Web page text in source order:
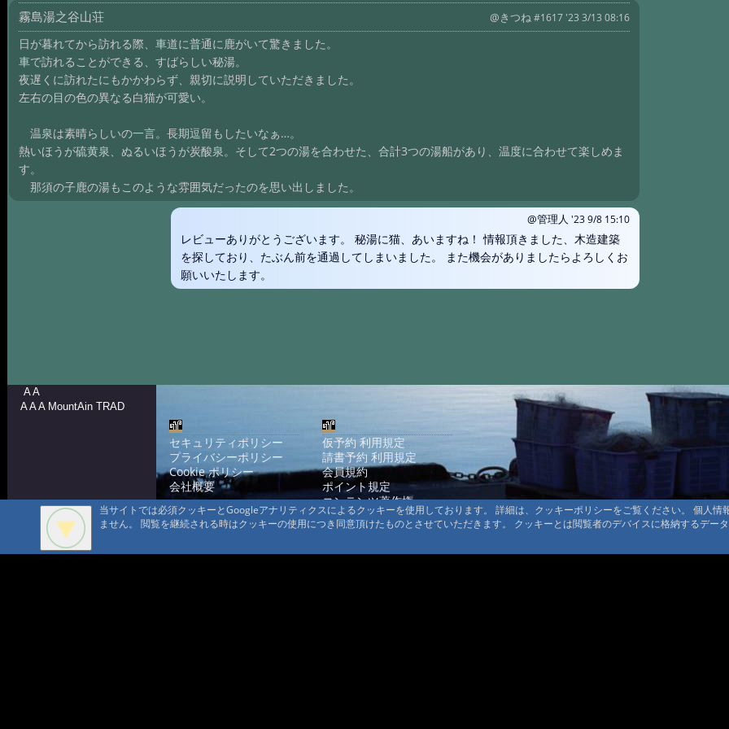
霧島湯之谷山荘 @きつね #1617 '23 3/13 08:16
日が暮れてから訪れる際、車道に普通に鹿がいて驚きました。
車で訪れることができる、すばらしい秘湯。
夜遅くに訪れたにもかかわらず、親切に説明していただきました。
左右の目の色の異なる白猫が可愛い。
温泉は素晴らしいの一言。長期逗留もしたいなぁ…。
熱いほうが硫黄泉、ぬるいほうが炭酸泉。そして2つの湯を合わせた、合計3つの湯船があり、温度に合わせて楽しめま
す。
那須の子鹿の湯もこのような雰囲気だったのを思い出しました。
@管理人 '23 9/8 15:10
レビューありがとうございます。 秘湯に猫、あいますね！ 情報頂きました、木造建築
を探しており、たぶん前を通過してしまいました。 また機会がありましたらよろしくお
願いいたします。
#1594:三斗
つば
#1592: 七
三
#1589:三斗
#1587:三斗
A A
A A A MountAin TRAD
セキュリティポリシー
プライバシーポリシー
Cookie ポリシー
会社概要
仮予約 利用規定
請書予約 利用規定
会員規約
ポイント規定
コンテンツ著作権
問合せ
当サイトでは必須クッキーとGoogleアナリティクスによるクッキーを使用しております。 詳細は、クッキーポリシーをご覧ください。 個人
ません。 閲覧を継続される時はクッキーの使用につき同意頂けたものとさせていただきます。 クッキーとは閲覧者のデバイスに格納するデータ